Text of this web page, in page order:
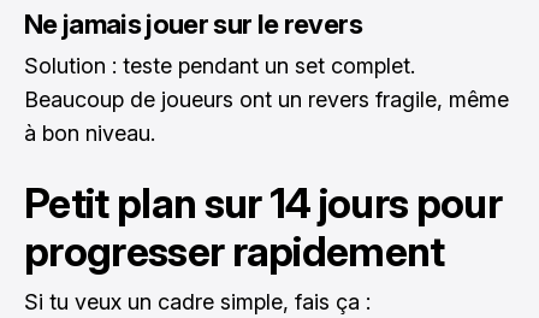
Ne jamais jouer sur le revers
Solution : teste pendant un set complet.
Beaucoup de joueurs ont un revers fragile, même
à bon niveau.
Petit plan sur 14 jours pour
progresser rapidement
Si tu veux un cadre simple, fais ça :